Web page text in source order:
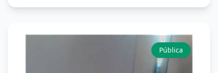
Pública